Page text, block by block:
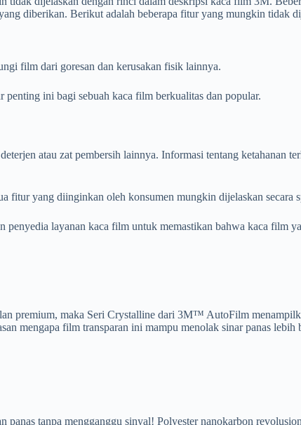
diberikan. Berikut adalah beberapa fitur yang mungkin tidak
film dari goresan dan kerusakan fisik lainnya.
ini bagi sebuah kaca film berkualitas dan popular.
atau zat pembersih lainnya. Informasi tentang ketahanan
yang diinginkan oleh konsumen mungkin dijelaskan secara
layanan kaca film untuk memastikan bahwa kaca film
premium, maka Seri Crystalline dari 3M™ AutoFilm
mengapa film transparan ini mampu menolak sinar panas
tanpa mengganggu sinyal! Polyester nanokarbon